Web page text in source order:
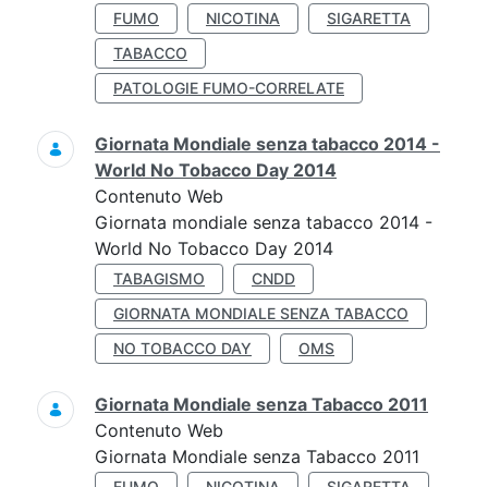
FUMO NICOTINA
SIGARETTA
TABACCO
PATOLOGIE FUMO-CORRELATE
Giornata Mondiale senza tabacco 2014 -
World No Tobacco Day 2014
Contenuto Web
Giornata mondiale senza tabacco 2014 -
World No Tobacco Day 2014
TABAGISMO
CNDD
GIORNATA MONDIALE SENZA TABACCO
NO TOBACCO DAY
OMS
Giornata Mondiale senza Tabacco 2011
Contenuto Web
Giornata Mondiale senza Tabacco 2011